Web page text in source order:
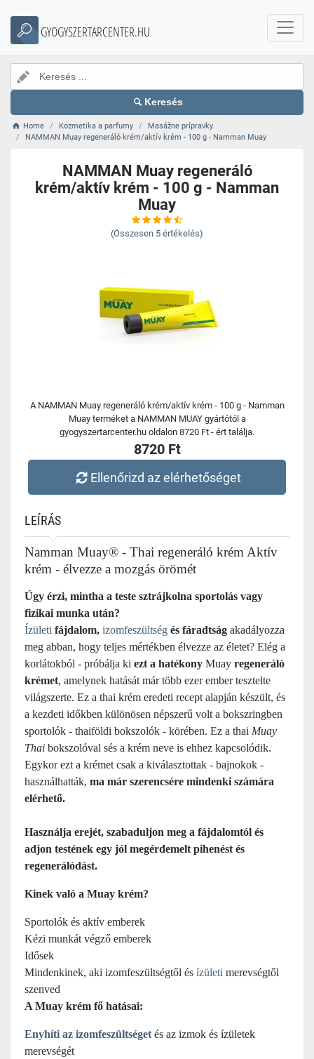
GYOGYSZERTARCENTER.HU
Keresés
Home Kozmetika a parfumy
Masážne prípravky
NAMMAN Muay regeneráló krém/aktív krém - 100 g - Namman Muay
NAMMAN Muay regeneráló
krém/aktív krém - 100 g - Namman
Muay
(Összesen 5 értékelés)
A NAMMAN Muay regeneráló krém/aktív krém - 100 g - Namman
Muay terméket a NAMMAN MUAY gyártótól a
gyogyszertarcenter.hu oldalon 8720 Ft - ért találja.
8720 Ft
Ellenőrizd az elérhetőséget
LEÍRÁS
Namman Muay® - Thai regeneráló krém Aktív
krém - élvezze a mozgás örömét
Úgy érzi, mintha a teste sztrájkolna sportolás vagy
fizikai munka után?
Ízületi fájdalom, izomfeszültség és fáradtság akadályozza
meg abban, hogy teljes mértékben élvezze az életet? Elég a
korlátokból - próbálja ki ezt a hatékony Muay regeneráló
krémet, amelynek hatását már több ezer ember tesztelte
világszerte. Ez a thai krém eredeti recept alapján készült, és
a kezdeti időkben különösen népszerű volt a bokszringben
sportolók - thaiföldi bokszolók - körében. Ez a thai Muay
Thai bokszolóval sés a krém neve is ehhez kapcsolódik.
Egykor ezt a krémet csak a kiválasztottak - bajnokok -
használhatták, ma már szerencsére mindenki számára
elérhető.
Használja erejét, szabaduljon meg a fájdalomtól és
adjon testének egy jól megérdemelt pihenést és
regenerálódást.
Kinek való a Muay krém?
Sportolók és aktív emberek
Kézi munkát végző emberek
Idősek
Mindenkinek, aki izomfeszültségtől és ízületi merevségtől
szenved
A Muay krém fő hatásai:
Enyhíti az izomfeszültséget és az izmok és ízületek
merevségét